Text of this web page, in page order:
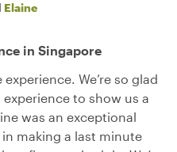
Elaine
in Singapore
We’re so glad
to show us a
was an exceptional
making a last minute